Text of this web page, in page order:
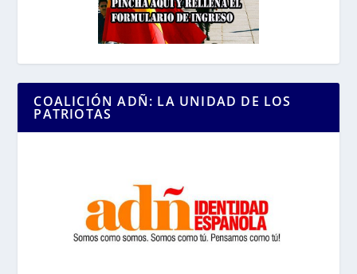
COALICIÓN ADÑ: LA UNIDAD DE LOS
PATRIOTAS